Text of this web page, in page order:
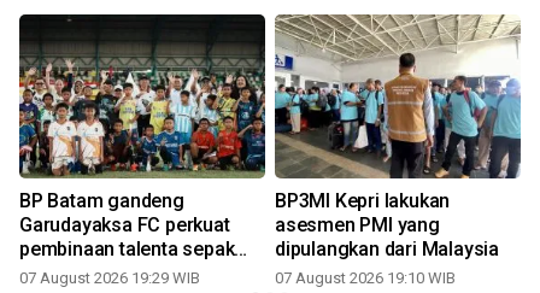
BP Batam gandeng
Garudayaksa FC perkuat
pembinaan talenta sepak
bola usia dini
07 August 2026 19:29 WIB
BP3MI Kepri lakukan
asesmen PMI yang
dipulangkan dari Malaysia
07 August 2026 19:10 WIB